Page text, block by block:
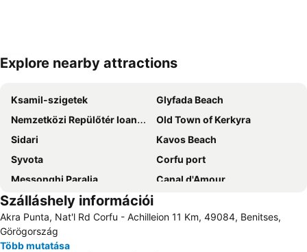
Nagy méretű térkép
Explore nearby attractions
Ksamil-szigetek
Glyfada Beach
Nemzetközi Repülőtér Ioannis Kapodistrias
Old Town of Kerkyra
Sidari
Kavos Beach
Syvota
Corfu port
Messonghi Paralia
Canal d'Amour
Paleokastritsa
Kouloura Beach
Benitses
Pontikonissi
Szálláshely információi
Akra Punta, Nat'l Rd Corfu - Achilleion 11 Km, 49084, Benitses,
Görögország
Több mutatása